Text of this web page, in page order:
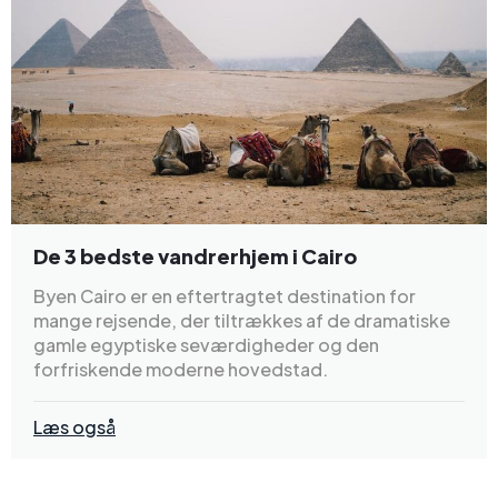
De 3 bedste vandrerhjem i Cairo
Byen Cairo er en eftertragtet destination for
mange rejsende, der tiltrækkes af de dramatiske
gamle egyptiske seværdigheder og den
forfriskende moderne hovedstad.
Læs også